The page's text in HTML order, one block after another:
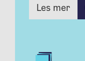
Les mer